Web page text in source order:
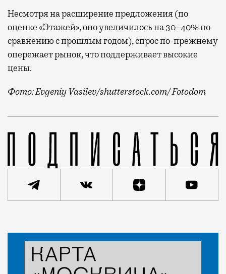
Несмотря на расширение предложения (по
оценке «Этажей», оно увеличилось на 30–40% по
сравнению с прошлым годом), спрос по-прежнему
опережает рынок, что поддерживает высокие
цены.
Фото: Evgeniy Vasilev/shutterstock.com/ Fotodom
Мы, признаться, уже устали от рекордов на рынке
Статья
Город
Николай Спиридонов